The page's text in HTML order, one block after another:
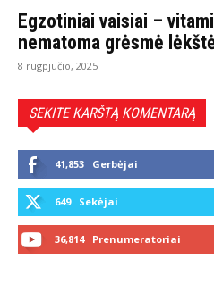
Egzotiniai vaisiai –
nematoma grėsmė
8 rugpjūčio, 2025
SEKITE KARŠTĄ KOMENTARĄ
41,853 Gerbėjai
649 Sekėjai
36,814 Prenumeratoriai